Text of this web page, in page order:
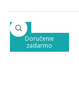
-20%
Doručenie
zadarmo